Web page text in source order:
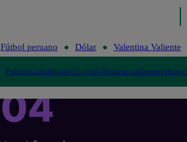
Fútbol peruano Dólar Valentina Valiente
PolíticaLimaMundoTe ayudoTendenciasDeportes